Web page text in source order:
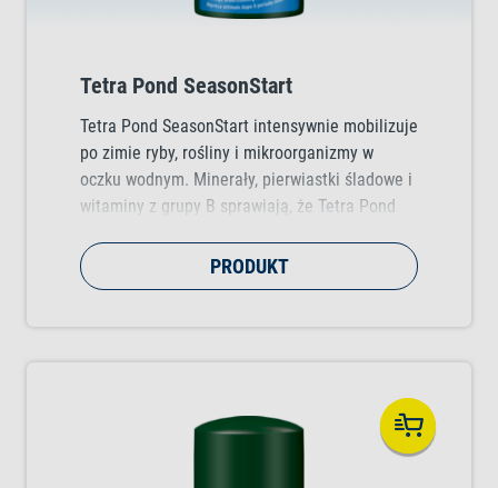
Tetra Pond SeasonStart
Tetra Pond SeasonStart intensywnie mobilizuje
po zimie ryby, rośliny i mikroorganizmy w
oczku wodnym. Minerały, pierwiastki śladowe i
witaminy z grupy B sprawiają, że Tetra Pond
wodę, który zapewni stawowi ogrodowemu
odpowiedni zastrzyk energii na nowy sezon.
PRODUKT